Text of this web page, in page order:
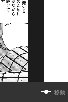
移動